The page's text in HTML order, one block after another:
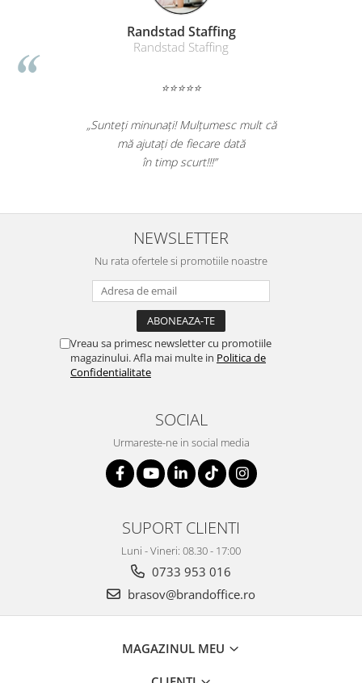
Randstad Staffing
Randstad Staffing
⭐⭐⭐⭐⭐
„Sunteți minunați! Mulțumesc mult că
mă ajutați de fiecare dată
în timp scurt!!!”
NEWSLETTER
Nu rata ofertele si promotiile noastre
Vreau sa primesc newsletter cu promotiile
magazinului. Afla mai multe in Politica de
Confidentialitate
SOCIAL
Urmareste-ne in social media
SUPORT CLIENTI
Luni - Vineri: 08.30 - 17:00
0733 953 016
brasov@brandoffice.ro
MAGAZINUL MEU